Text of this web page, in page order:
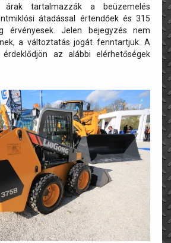
árak tartalmazzák a beüzemelés
átadással értendőek és 315
érvényesek. Jelen bejegyzés nem
a változtatás jogát fenntartjuk. A
az alábbi elérhetőségek